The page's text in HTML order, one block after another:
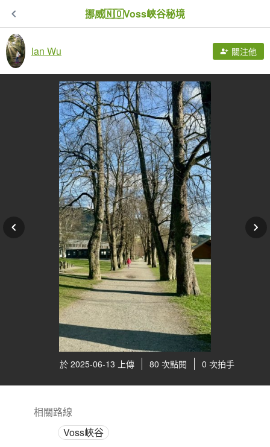
挪威🇳🇴Voss峽谷秘境
lan Wu 關注他
於 2025-06-13 上傳 80 次點閱 0 次拍手
相關路線
Voss峽谷